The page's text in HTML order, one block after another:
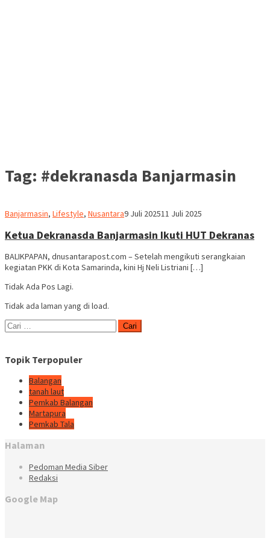
Tag: #dekranasda Banjarmasin
Banjarmasin, Lifestyle, NusantaraRedaksi
9 Juli 202511 Juli 2025
Ketua Dekranasda Banjarmasin Ikuti HUT Dekranas
BALIKPAPAN, dnusantarapost.com – Setelah mengikuti serangkaian
kegiatan PKK di Kota Samarinda, kini Hj Neli Listriani […]
Tidak Ada Pos Lagi.
Tidak ada laman yang di load.
Cari
untuk:
Topik Terpopuler
Balangan
tanah laut
Pemkab Balangan
Martapura
Pemkab Tala
Halaman
Pedoman Media Siber
Redaksi
Google Map